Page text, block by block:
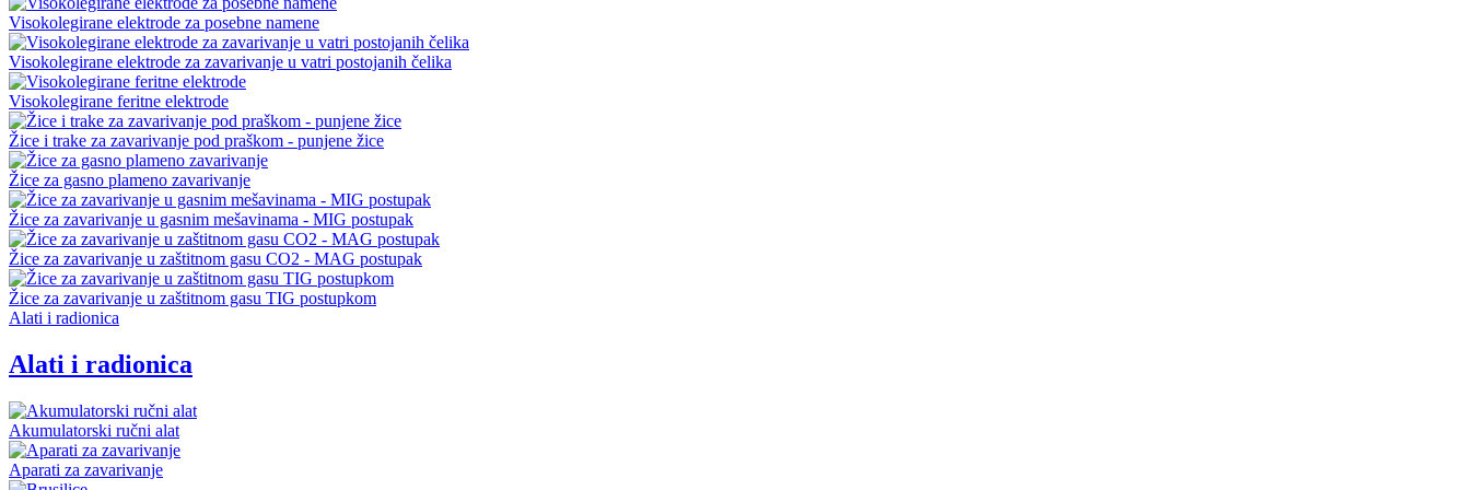
Visokolegirane elektrode za posebne namene
Visokolegirane elektrode za zavarivanje u vatri postojanih čelika
Visokolegirane feritne elektrode
Žice i trake za zavarivanje pod praškom - punjene žice
Žice za gasno plameno zavarivanje
Žice za zavarivanje u gasnim mešavinama - MIG postupak
Žice za zavarivanje u zaštitnom gasu CO2 - MAG postupak
Žice za zavarivanje u zaštitnom gasu TIG postupkom
Alati i radionica
Alati i radionica
Akumulatorski ručni alat
Aparati za zavarivanje